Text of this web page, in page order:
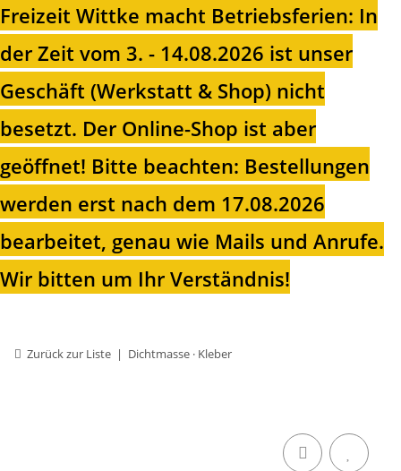
Freizeit Wittke macht Betriebsferien: In
der Zeit vom 3. - 14.08.2026 ist unser
Geschäft (Werkstatt & Shop) nicht
besetzt. Der Online-Shop ist aber
geöffnet! Bitte beachten: Bestellungen
werden erst nach dem 17.08.2026
bearbeitet, genau wie Mails und Anrufe.
Wir bitten um Ihr Verständnis!
Zurück zur Liste Dichtmasse · Kleber